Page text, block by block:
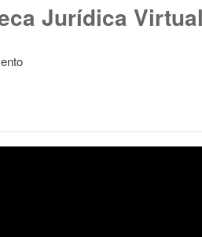
Jurídica